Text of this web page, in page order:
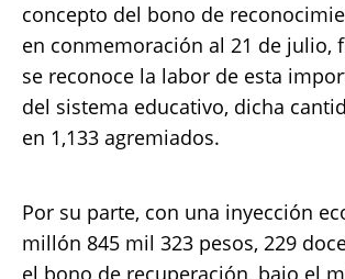
concepto del bono de
en conmemoración al 21 de julio,
se reconoce la labor de esta
del sistema educativo, dicha
en 1,133 agremiados.
Por su parte, con una inyección
millón 845 mil 323 pesos, 229